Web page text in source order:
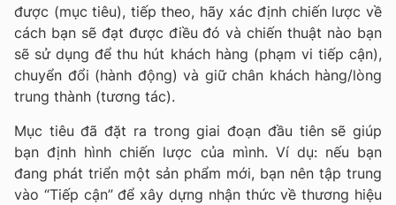
được (mục tiêu), tiếp theo, hãy xác định chiến lược về
cách bạn sẽ đạt được điều đó và chiến thuật nào bạn
sẽ sử dụng để thu hút khách hàng (phạm vi tiếp cận),
chuyển đổi (hành động) và giữ chân khách hàng/lòng
trung thành (tương tác).
Mục tiêu đã đặt ra trong giai đoạn đầu tiên sẽ giúp
bạn định hình chiến lược của mình. Ví dụ: nếu bạn
đang phát triển một sản phẩm mới, bạn nên tập trung
vào “Tiếp cận” để xây dựng nhận thức về thương hiệu